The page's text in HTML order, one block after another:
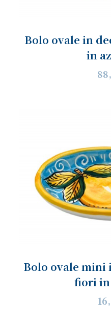
Bolo ovale in
in
Bolo ovale mini
fiori